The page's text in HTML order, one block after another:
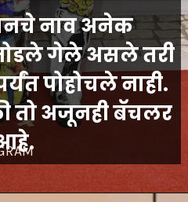
नाव अनेक
गेले असले तरी
पोहोचले नाही.
तो अजूनही बॅचलर